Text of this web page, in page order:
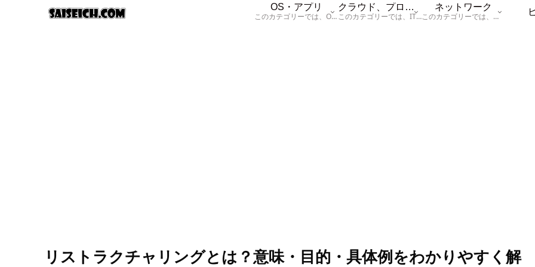
OS・アプリ
このカテゴリーでは、OSに関する情報を記載しています。
クラウド、プログラム
このカテゴリーでは、ITに関する基本的な情報として「ハードウェア、「サーバー」、「データベース、「ネットワーク」、「セキュリティ」、「プログラム」に関する情報を記載しています。
ネットワーク
このカテゴリーでは、「ネットワーク」に関する情報を記載しています。
リストラクチャリングとは？意味・目的・具体例をわかりやすく解